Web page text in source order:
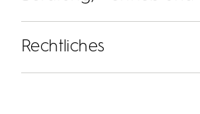
Rechtliches